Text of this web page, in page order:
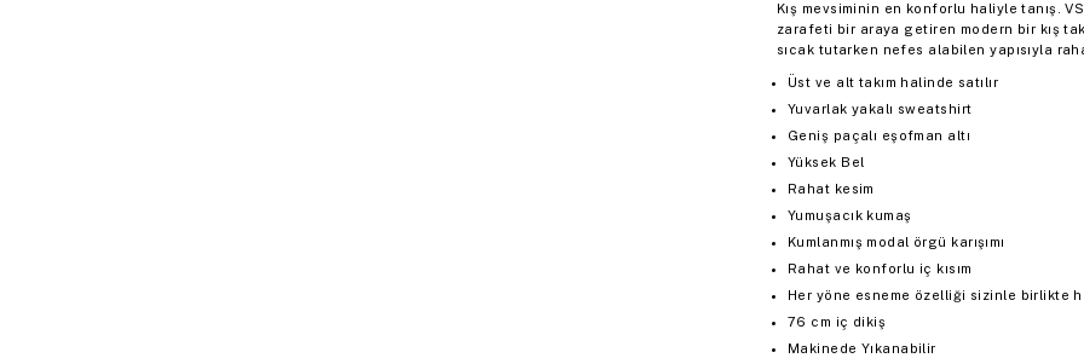
Kış mevsiminin en konforlu haliyle tanış.
zarafeti bir araya getiren modern bir kış
sıcak tutarken nefes alabilen yapısıyla
Üst ve alt takım halinde satılır
Yuvarlak yakalı sweatshirt
Geniş paçalı eşofman altı
Yüksek Bel
Rahat kesim
Yumuşacık kumaş
Kumlanmış modal örgü karışımı
Rahat ve konforlu iç kısım
Her yöne esneme özelliği sizinle birlikte
76 cm iç dikiş
Makinede Yıkanabilir